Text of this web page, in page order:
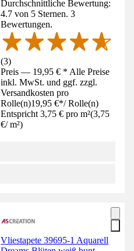
Durchschnittliche Bewertung:
4.7 von 5 Sternen. 3
Bewertungen.
(3)
Preis — 19,95 € * Alle Preise
inkl. MwSt. und ggf. zzgl.
Versandkosten pro
Rolle(n)19,95 €*/ Rolle(n)
Entspricht 3,75 € pro m²(3,75
€/ m²)
Vliestapete 39695-1 Aquarell